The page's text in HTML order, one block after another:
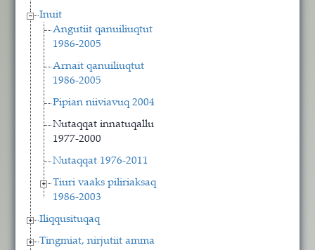
Inuit
Angutiit qanuiliuqtut
1986-2005
Arnait qanuiliuqtut
1986-2005
Pipian niiviavuq 2004
Nutaqqat innatuqallu
1977-2000
Nutaqqat 1976-2011
Tiuri vaaks piliriaksaq
1986-2003
Iliqqusituqaq
Tingmiat, nirjutiit amma